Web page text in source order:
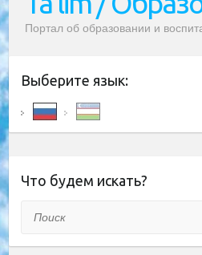
Портал об образовании и
Выберите язык:
Что будем искать?